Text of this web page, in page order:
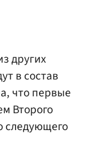
других
в состав
что первые
Второго
следующего